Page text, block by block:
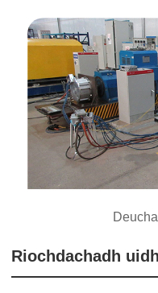
Riochdachadh